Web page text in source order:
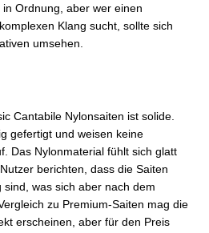
Ordnung, aber wer einen
Klang sucht, sollte sich
umsehen.
Cantabile Nylonsaiten ist solide.
gefertigt und weisen keine
Das Nylonmaterial fühlt sich glatt
berichten, dass die Saiten
was sich aber nach dem
zu Premium-Saiten mag die
erscheinen, aber für den Preis